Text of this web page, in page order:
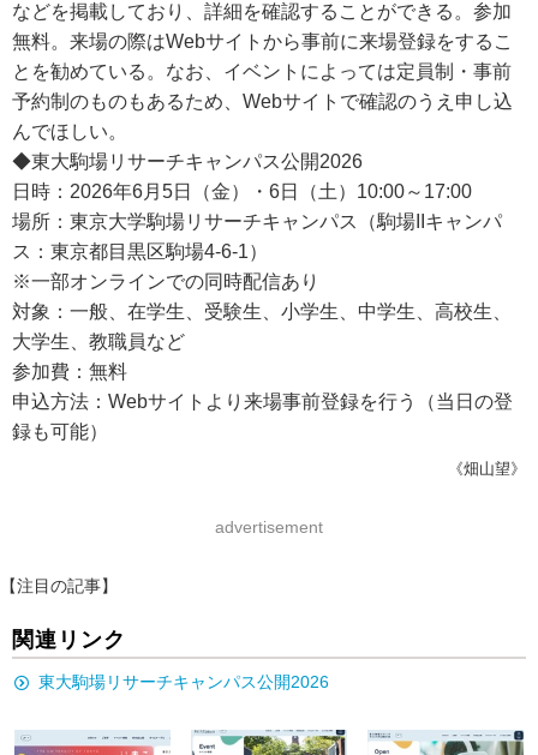
などを掲載しており、詳細を確認することができる。参加
無料。来場の際はWebサイトから事前に来場登録をするこ
とを勧めている。なお、イベントによっては定員制・事前
予約制のものもあるため、Webサイトで確認のうえ申し込
んでほしい。
◆東大駒場リサーチキャンパス公開2026
日時：2026年6月5日（金）・6日（土）10:00～17:00
場所：東京大学駒場リサーチキャンパス（駒場IIキャンパ
ス：東京都目黒区駒場4-6-1）
※一部オンラインでの同時配信あり
対象：一般、在学生、受験生、小学生、中学生、高校生、
大学生、教職員など
参加費：無料
申込方法：Webサイトより来場事前登録を行う（当日の登
録も可能）
《畑山望》
advertisement
【注目の記事】
関連リンク
東大駒場リサーチキャンパス公開2026